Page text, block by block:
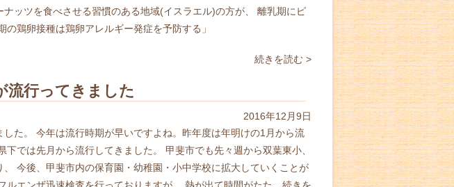
ッツを食べさせる習慣のある地域(イスラエル)の方が、 離乳期にピ
の鶏卵接種は鶏卵アレルギー発症を予防する」
続きを読む >
流行ってきました
2016年12月9日
た。 今年は流行時期が早いですよね。昨年度は年明けの1月から流
下では先月から流行してきました。 甲斐市でも先々週から双葉東小、
今後、甲斐市内の保育園・幼稚園・小中学校に拡大していくことが